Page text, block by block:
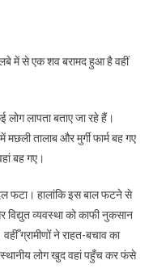
में से एक शव बरामद हुआ है वहीं
लापता बताए जा रहे हैं।
तालाब और मुर्गी फार्म बह गए
बह गए।
फटा। हालांकि इस बाल फटने से
व्यवस्था को काफी नुकसान
ग्रामीणों ने राहत-बचाव का
स्थानीय लोग खुद वहां पहुँच कर फंसे